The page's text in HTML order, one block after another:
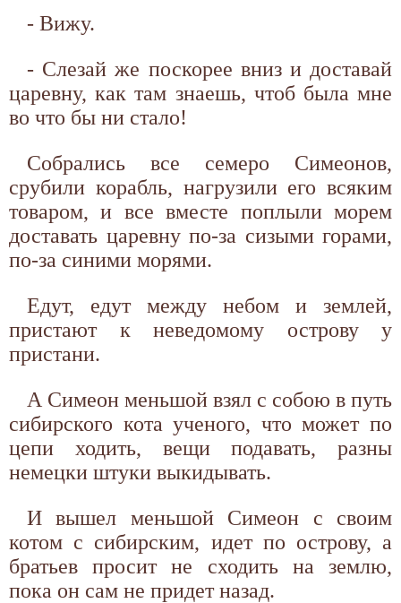
- Вижу.
- Слезай же поскорее вниз и доставай
царевну, как там знаешь, чтоб была мне
во что бы ни стало!
Собрались все семеро Симеонов,
срубили корабль, нагрузили его всяким
товаром, и все вместе поплыли морем
доставать царевну по-за сизыми горами,
по-за синими морями.
Едут, едут между небом и землей,
пристают к неведомому острову у
пристани.
А Симеон меньшой взял с собою в путь
сибирского кота ученого, что может по
цепи ходить, вещи подавать, разны
немецки штуки выкидывать.
И вышел меньшой Симеон с своим
котом с сибирским, идет по острову, а
братьев просит не сходить на землю,
пока он сам не придет назад.